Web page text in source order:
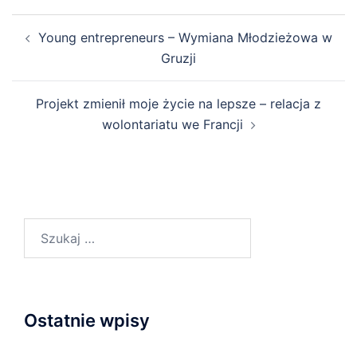
Young entrepreneurs – Wymiana Młodzieżowa w
Gruzji
Projekt zmienił moje życie na lepsze – relacja z
wolontariatu we Francji
Ostatnie wpisy